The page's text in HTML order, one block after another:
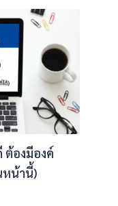
ต้องมีองค์
หน้านี้)